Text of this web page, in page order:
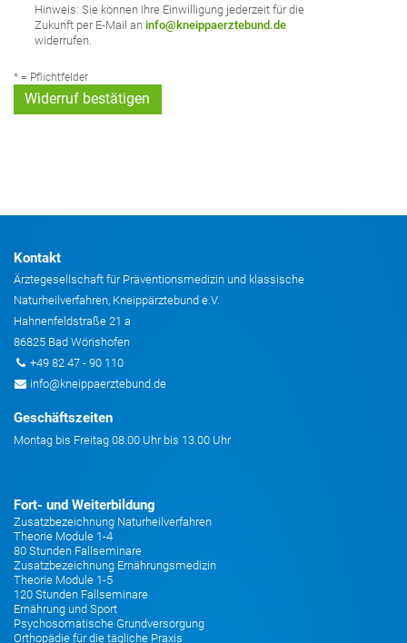
Hinweis: Sie können Ihre Einwilligung jederzeit für die
Zukunft per E-Mail an info@kneippaerztebund.de
widerrufen.
* = Pflichtfelder
Kontakt
Ärztegesellschaft für Präventionsmedizin und klassische
Naturheilverfahren, Kneippärztebund e.V.
Hahnenfeldstraße 21 a
86825 Bad Wörishofen
+49 82 47 - 90 110
info@kneippaerztebund.de
Geschäftszeiten
Montag bis Freitag 08.00 Uhr bis 13.00 Uhr
Fort- und Weiterbildung
Zusatzbezeichnung Naturheilverfahren
Theorie Module 1-4
80 Stunden Fallseminare
Zusatzbezeichnung Ernährungsmedizin
Theorie Module 1-5
120 Stunden Fallseminare
Ernährung und Sport
Psychosomatische Grundversorgung
Orthopädie für die tägliche Praxis